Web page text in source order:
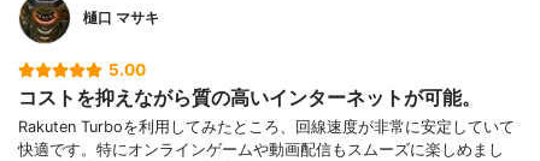
樋口 マサキ
5.00
コストを抑えながら質の高いインターネットが可能。
Rakuten Turboを利用してみたところ、回線速度が非常に安定していて
快適です。特にオンラインゲームや動画配信もスムーズに楽しめまし